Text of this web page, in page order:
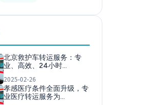
北京救护车转运服务：专
业、高效、24小时…
2025-02-26
孝感医疗条件全面升级，专
业医疗转运服务为…